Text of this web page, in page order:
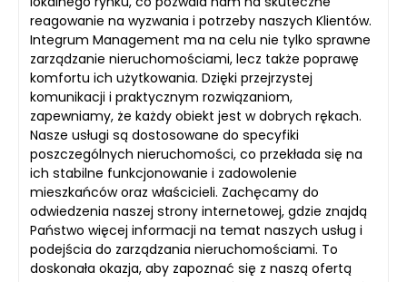
reagowanie na wyzwania i potrzeby naszych Klientów.
Integrum Management ma na celu nie tylko sprawne
zarządzanie nieruchomościami, lecz także poprawę
komfortu ich użytkowania. Dzięki przejrzystej
komunikacji i praktycznym rozwiązaniom,
zapewniamy, że każdy obiekt jest w dobrych rękach.
Nasze usługi są dostosowane do specyfiki
poszczególnych nieruchomości, co przekłada się na
ich stabilne funkcjonowanie i zadowolenie
mieszkańców oraz właścicieli. Zachęcamy do
odwiedzenia naszej strony internetowej, gdzie znajdą
Państwo więcej informacji na temat naszych usług i
podejścia do zarządzania nieruchomościami. To
doskonała okazja, aby zapoznać się z naszą ofertą